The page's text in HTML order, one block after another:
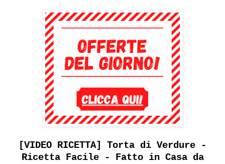
[VIDEO RICETTA] Torta di Verdure -
Ricetta Facile - Fatto in Casa da